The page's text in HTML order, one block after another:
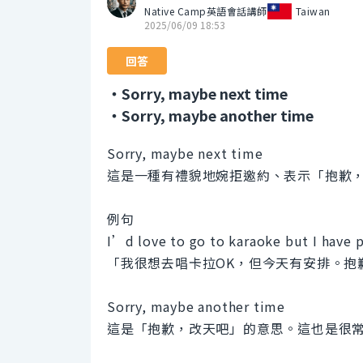
Native Camp英語會話講師
Taiwan
2025/06/09 18:53
回答
・Sorry, maybe next time
・Sorry, maybe another time
Sorry, maybe next time
這是一種有禮貌地婉拒邀約、表示「抱歉
例句
I’d love to go to karaoke but I have
「我很想去唱卡拉OK，但今天有安排。
Sorry, maybe another time
這是「抱歉，改天吧」的意思。這也是